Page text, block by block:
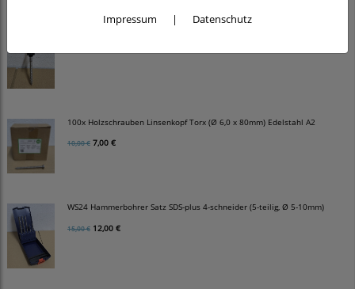
Stockschrauben Solar Edelstahl (M10 x 200mm, SW 7) DIN 6923 + EPDM
100x Holzschrauben Linsenkopf Torx (Ø 6,0 x 80mm) Edelstahl A2
10,00 € 7,00 €
WS24 Hammerbohrer Satz SDS-plus 4-schneider (5-teilig, Ø 5-10mm)
15,00 € 12,00 €
Impressum | Datenschutz